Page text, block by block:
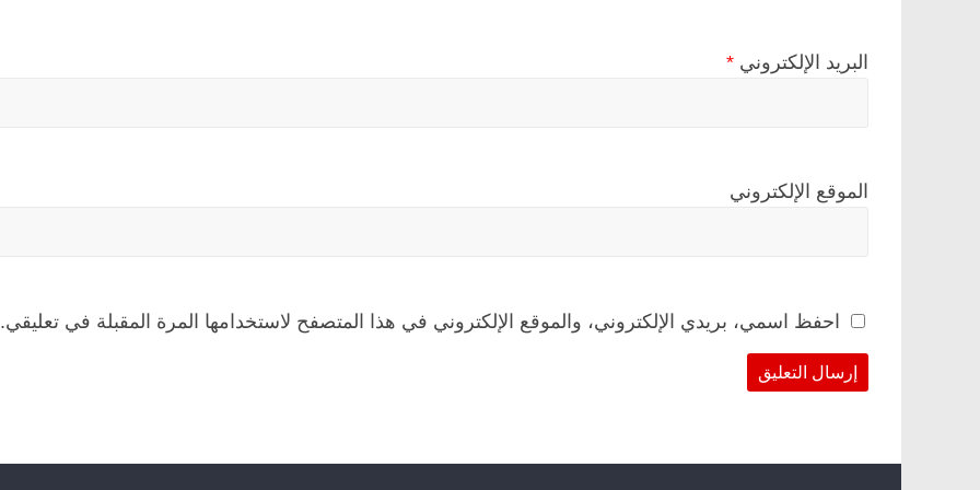
البريد الإلكتروني *
الموقع الإلكتروني
احفظ اسمي، بريدي الإلكتروني، والموقع الإلكتروني في هذا المتصفح لاستخدامها المرة المقبلة في تعليقي.